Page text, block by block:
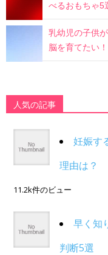
べるおもちゃ5
乳幼児の子供
脳を育てたい！
人気の記事
妊娠す
理由は？
11.2k件のビュー
早く知
判断5選